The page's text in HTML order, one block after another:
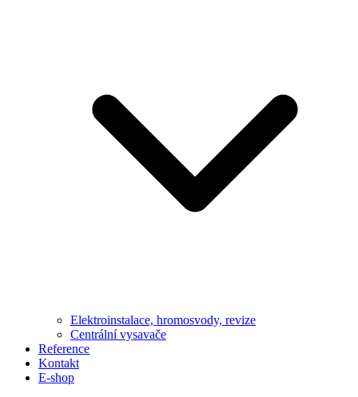
Elektroinstalace, hromosvody, revize
Centrální vysavače
Reference
Kontakt
E-shop